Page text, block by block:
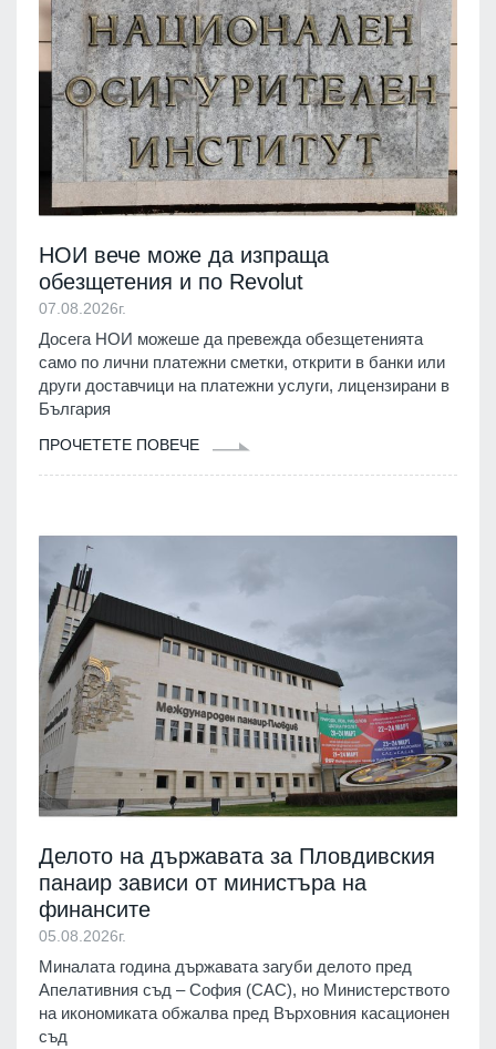
НОИ вече може да изпраща
обезщетения и по Revolut
07.08.2026г.
Досега НОИ можеше да превежда обезщетенията
само по лични платежни сметки, открити в банки или
други доставчици на платежни услуги, лицензирани в
България
ПРОЧЕТЕТЕ ПОВЕЧЕ
Делото на държавата за Пловдивския
панаир зависи от министъра на
финансите
05.08.2026г.
Миналата година държавата загуби делото пред
Апелативния съд – София (САС), но Министерството
на икономиката обжалва пред Върховния касационен
съд